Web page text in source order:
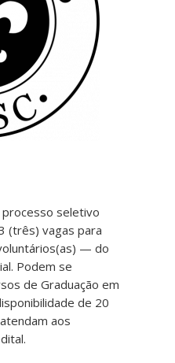
seletivo
(três) vagas para
— do
Podem se
de Graduação em
de 20
aos